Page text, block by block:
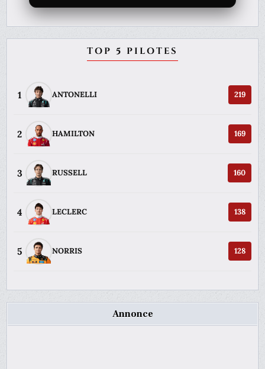
TOP 5 PILOTES
1 ANTONELLI 219
2 HAMILTON 169
3 RUSSELL 160
4 LECLERC 138
5 NORRIS 128
Annonce